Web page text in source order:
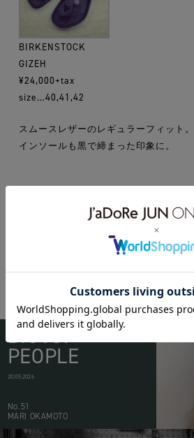
BIRKENSTOCK
GIZEH
¥24,000+tax
size…40,41,42
スムースレザーのレギュラーフィット。
インソールも黒で締まった印象に。
birkenstock
BIOTOP
PEOPLE
20.05.2026
No.51
MARI OKAMOTO